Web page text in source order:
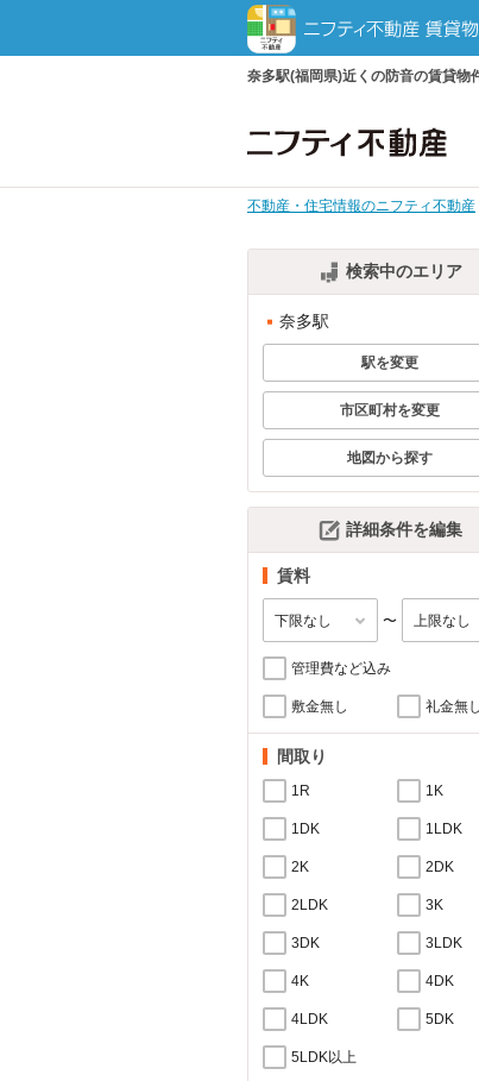
奈多駅(福岡県)近くの防音の賃貸物
不動産・住宅情報のニフティ不動産
検索中のエリア
奈多駅
駅を変更
市区町村を変更
地図から探す
詳細条件を編集
賃料
〜
管理費など込み
敷金無し 礼金無し
間取り
1R 1K
1DK 1LDK
2K 2DK
2LDK 3K
3DK 3LDK
4K 4DK
4LDK 5DK
5LDK以上